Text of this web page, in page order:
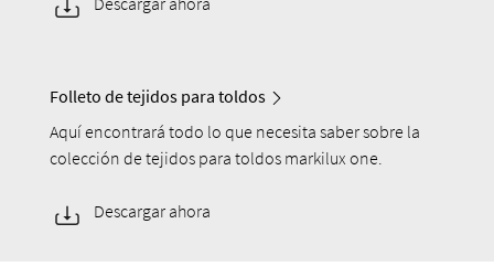
Folleto de tejidos para toldos
Aquí encontrará todo lo que necesita saber sobre la
colección de tejidos para toldos markilux one.
Descargar ahora